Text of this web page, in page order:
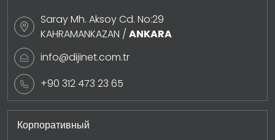
Saray Mh. Aksoy Cd. No:29
KAHRAMANKAZAN / ANKARA
info@dijinet.com.tr
+90 312 473 23 65
Корпоративный